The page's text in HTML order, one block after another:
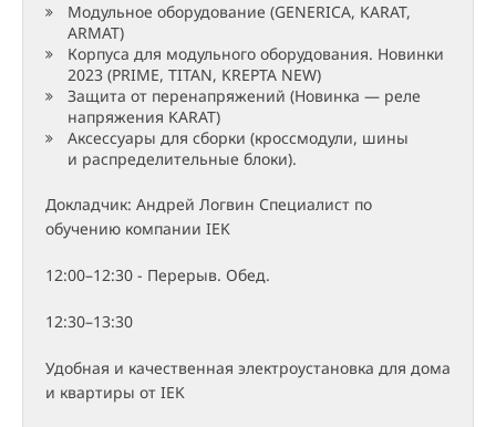
Модульное оборудование (GENERICA, KARAT,
ARMAT)
Корпуса для модульного оборудования. Новинки
2023 (PRIME, TITAN, KREPTA NEW)
Защита от перенапряжений (Новинка — реле
напряжения KARAT)
Аксессуары для сборки (кроссмодули, шины
и распределительные блоки).
Докладчик: Андрей Логвин Специалист по
обучению компании IEK
12:00–12:30 - Перерыв. Обед.
12:30–13:30
Удобная и качественная электроустановка для дома
и квартиры от IEK